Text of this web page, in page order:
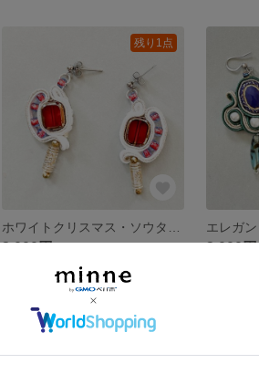
残り1点
2,000円 3,000円
残り1点